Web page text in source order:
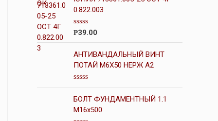
к
а
0
з
5
0.822.003
О
н
к
а
0
з
5
Р39.00
АНТИВАНДАЛЬНЫЙ ВИНТ
ПОТАЙ М6Х50 НЕРЖ А2
О
ц
е
н
БОЛТ ФУНДАМЕНТНЫЙ 1.1
М16х500